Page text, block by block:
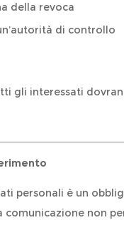
della revoca
di controllo
gli interessati
personali è un
comunicazione non